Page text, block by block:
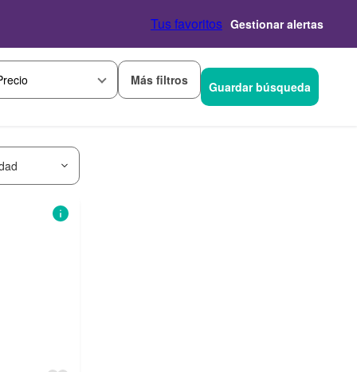
Tus favoritos Gestionar alertas
Más filtros Guardar búsqueda